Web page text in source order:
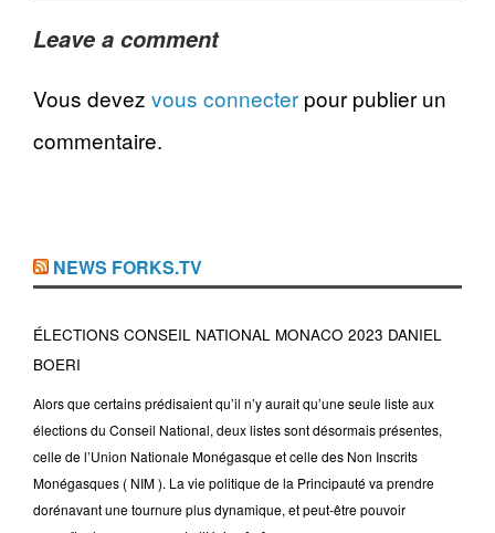
Leave a comment
Vous devez vous connecter pour publier un
commentaire.
NEWS FORKS.TV
ÉLECTIONS CONSEIL NATIONAL MONACO 2023 DANIEL
BOERI
Alors que certains prédisaient qu’il n’y aurait qu’une seule liste aux
élections du Conseil National, deux listes sont désormais présentes,
celle de l’Union Nationale Monégasque et celle des Non Inscrits
Monégasques ( NIM ). La vie politique de la Principauté va prendre
dorénavant une tournure plus dynamique, et peut-être pouvoir